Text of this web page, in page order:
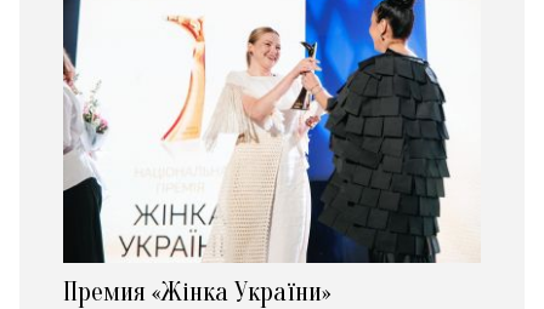
Премия «Жінка України»